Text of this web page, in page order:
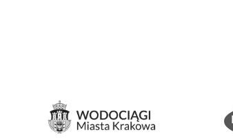
Systemy napędowe